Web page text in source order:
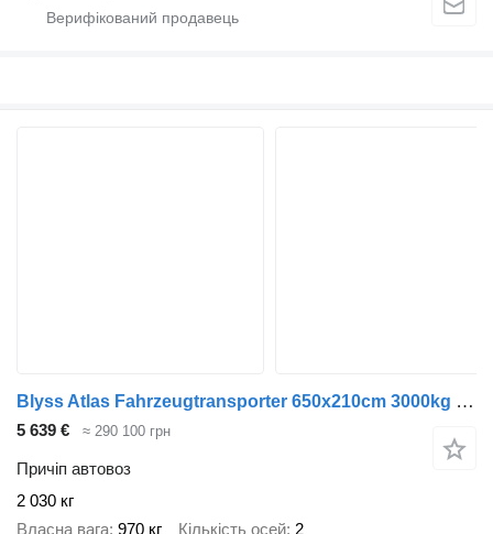
Blyss Atlas Fahrzeugtransporter 650x210cm 3000kg zGG
5 639 € ≈ 290 100 грн
Причіп автовоз
2 030 кг
Власна вага 970 кг Кількість осей 2